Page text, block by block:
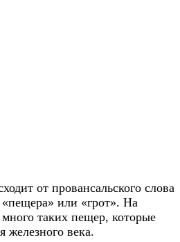
от провансальского слова
или «грот». На
таких пещер, которые
железного века.